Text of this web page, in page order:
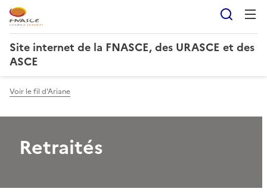
Site internet de la FNASCE, des URASCE et des
ASCE
Voir le fil d'Ariane
Retraités